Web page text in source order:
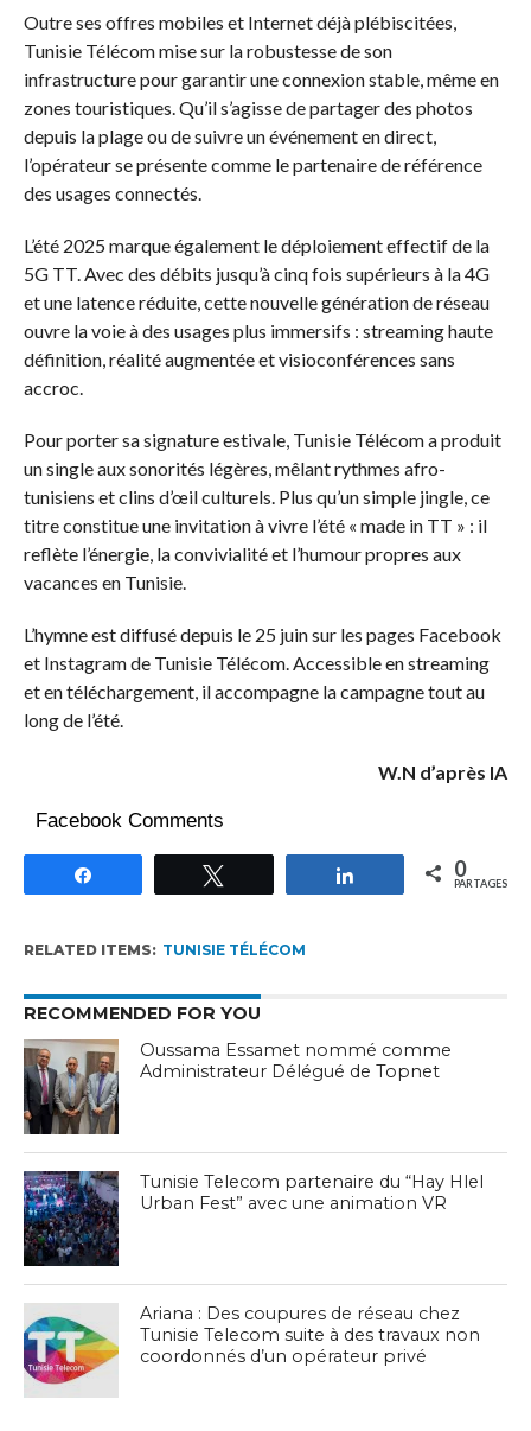
Outre ses offres mobiles et Internet déjà plébiscitées,
Tunisie Télécom mise sur la robustesse de son
infrastructure pour garantir une connexion stable, même en
zones touristiques. Qu’il s’agisse de partager des photos
depuis la plage ou de suivre un événement en direct,
l’opérateur se présente comme le partenaire de référence
des usages connectés.
L’été 2025 marque également le déploiement effectif de la
5G TT. Avec des débits jusqu’à cinq fois supérieurs à la 4G
et une latence réduite, cette nouvelle génération de réseau
ouvre la voie à des usages plus immersifs : streaming haute
définition, réalité augmentée et visioconférences sans
accroc.
Pour porter sa signature estivale, Tunisie Télécom a produit
un single aux sonorités légères, mêlant rythmes afro-
tunisiens et clins d’œil culturels. Plus qu’un simple jingle, ce
titre constitue une invitation à vivre l’été « made in TT » : il
reflète l’énergie, la convivialité et l’humour propres aux
vacances en Tunisie.
L’hymne est diffusé depuis le 25 juin sur les pages Facebook
et Instagram de Tunisie Télécom. Accessible en streaming
et en téléchargement, il accompagne la campagne tout au
long de l’été.
W.N d’après IA
Facebook Comments
Partagez 0
PARTAGES
RELATED ITEMS: TUNISIE TÉLÉCOM
RECOMMENDED FOR YOU
Oussama Essamet nommé comme
Administrateur Délégué de Topnet
Tunisie Telecom partenaire du “Hay Hlel
Urban Fest” avec une animation VR
Ariana : Des coupures de réseau chez
Tunisie Telecom suite à des travaux non
coordonnés d’un opérateur privé